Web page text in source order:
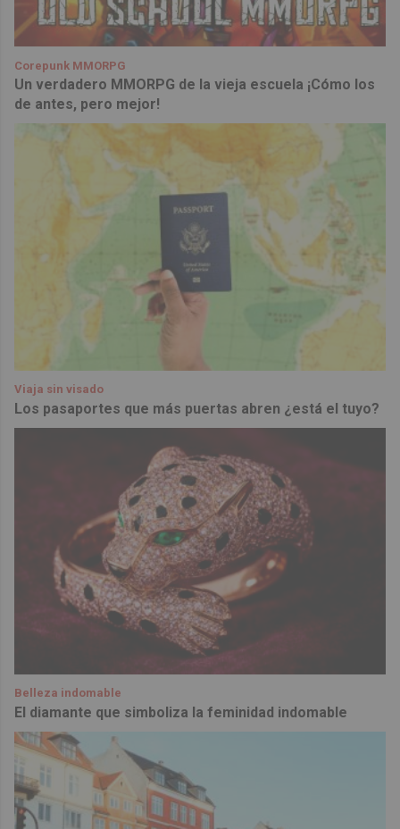
Corepunk MMORPG
Un verdadero MMORPG de la vieja escuela ¡Cómo los
de antes, pero mejor!
Viaja sin visado
Los pasaportes que más puertas abren ¿está el tuyo?
Belleza indomable
El diamante que simboliza la feminidad indomable